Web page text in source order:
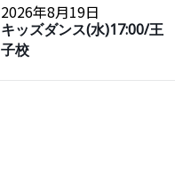
2026年8月19日
キッズダンス(水)17:00/王
子校